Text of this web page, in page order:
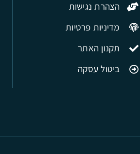
הצהרת נגישות
מדיניות פרטיות
תקנון האתר
ביטול עסקה